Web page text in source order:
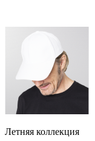
Летняя коллекция